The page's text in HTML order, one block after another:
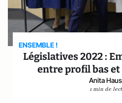
ENSEMBLE !
Législatives 2022 :
entre profil bas
Anita
1 min de